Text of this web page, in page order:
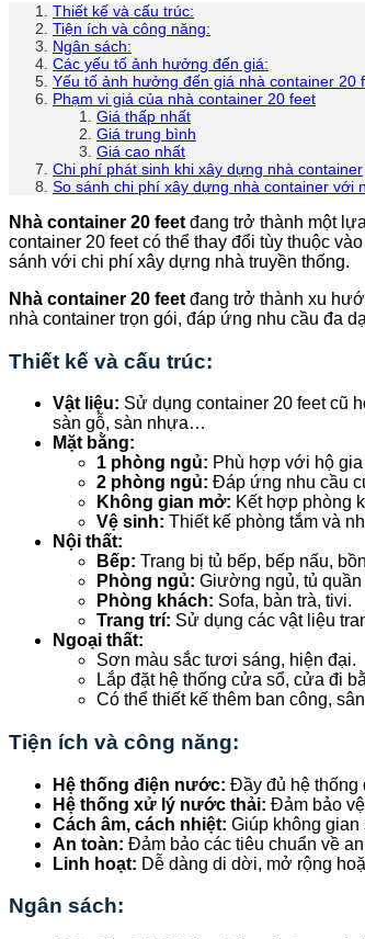
Thiết kế và cấu trúc:
Tiện ích và công năng:
Ngân sách:
Các yếu tố ảnh hưởng đến giá:
Yếu tố ảnh hưởng đến giá nhà container 20
Phạm vi giá của nhà container 20 feet
Giá thấp nhất
Giá trung bình
Giá cao nhất
Chi phí phát sinh khi xây dựng nhà container
So sánh chi phí xây dựng nhà container với
Nhà container 20 feet đang trở thành một
container 20 feet có thể thay đổi tùy thuộc
sánh với chi phí xây dựng nhà truyền thống.
Nhà container 20 feet đang trở thành xu
nhà container trọn gói, đáp ứng nhu cầu đa
Thiết kế và cấu trúc:
Vật liệu: Sử dụng container 20 feet cũ
sàn gỗ, sàn nhựa…
Mặt bằng:
1 phòng ngủ: Phù hợp với hộ
2 phòng ngủ: Đáp ứng nhu cầu
Không gian mở: Kết hợp phòng
Vệ sinh: Thiết kế phòng tắm và
Nội thất:
Bếp: Trang bị tủ bếp, bếp nấu,
Phòng ngủ: Giường ngủ, tủ quần
Phòng khách: Sofa, bàn trà, tivi.
Trang trí: Sử dụng các vật liệu
Ngoại thất:
Sơn màu sắc tươi sáng, hiện đại.
Lắp đặt hệ thống cửa sổ, cửa đi
Có thể thiết kế thêm ban công,
Tiện ích và công năng:
Hệ thống điện nước: Đầy đủ hệ thống
Hệ thống xử lý nước thải: Đảm bảo
Cách âm, cách nhiệt: Giúp không gian
An toàn: Đảm bảo các tiêu chuẩn về
Linh hoạt: Dễ dàng di dời, mở rộng
Ngân sách: